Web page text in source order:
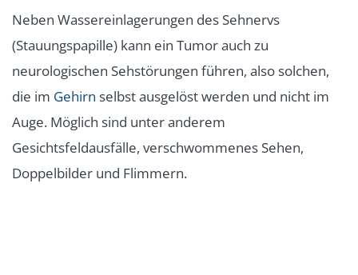
Neben Wassereinlagerungen des Sehnervs
(Stauungspapille) kann ein Tumor auch zu
neurologischen Sehstörungen führen, also solchen,
die im Gehirn selbst ausgelöst werden und nicht im
Auge. Möglich sind unter anderem
Gesichtsfeldausfälle, verschwommenes Sehen,
Doppelbilder und Flimmern.